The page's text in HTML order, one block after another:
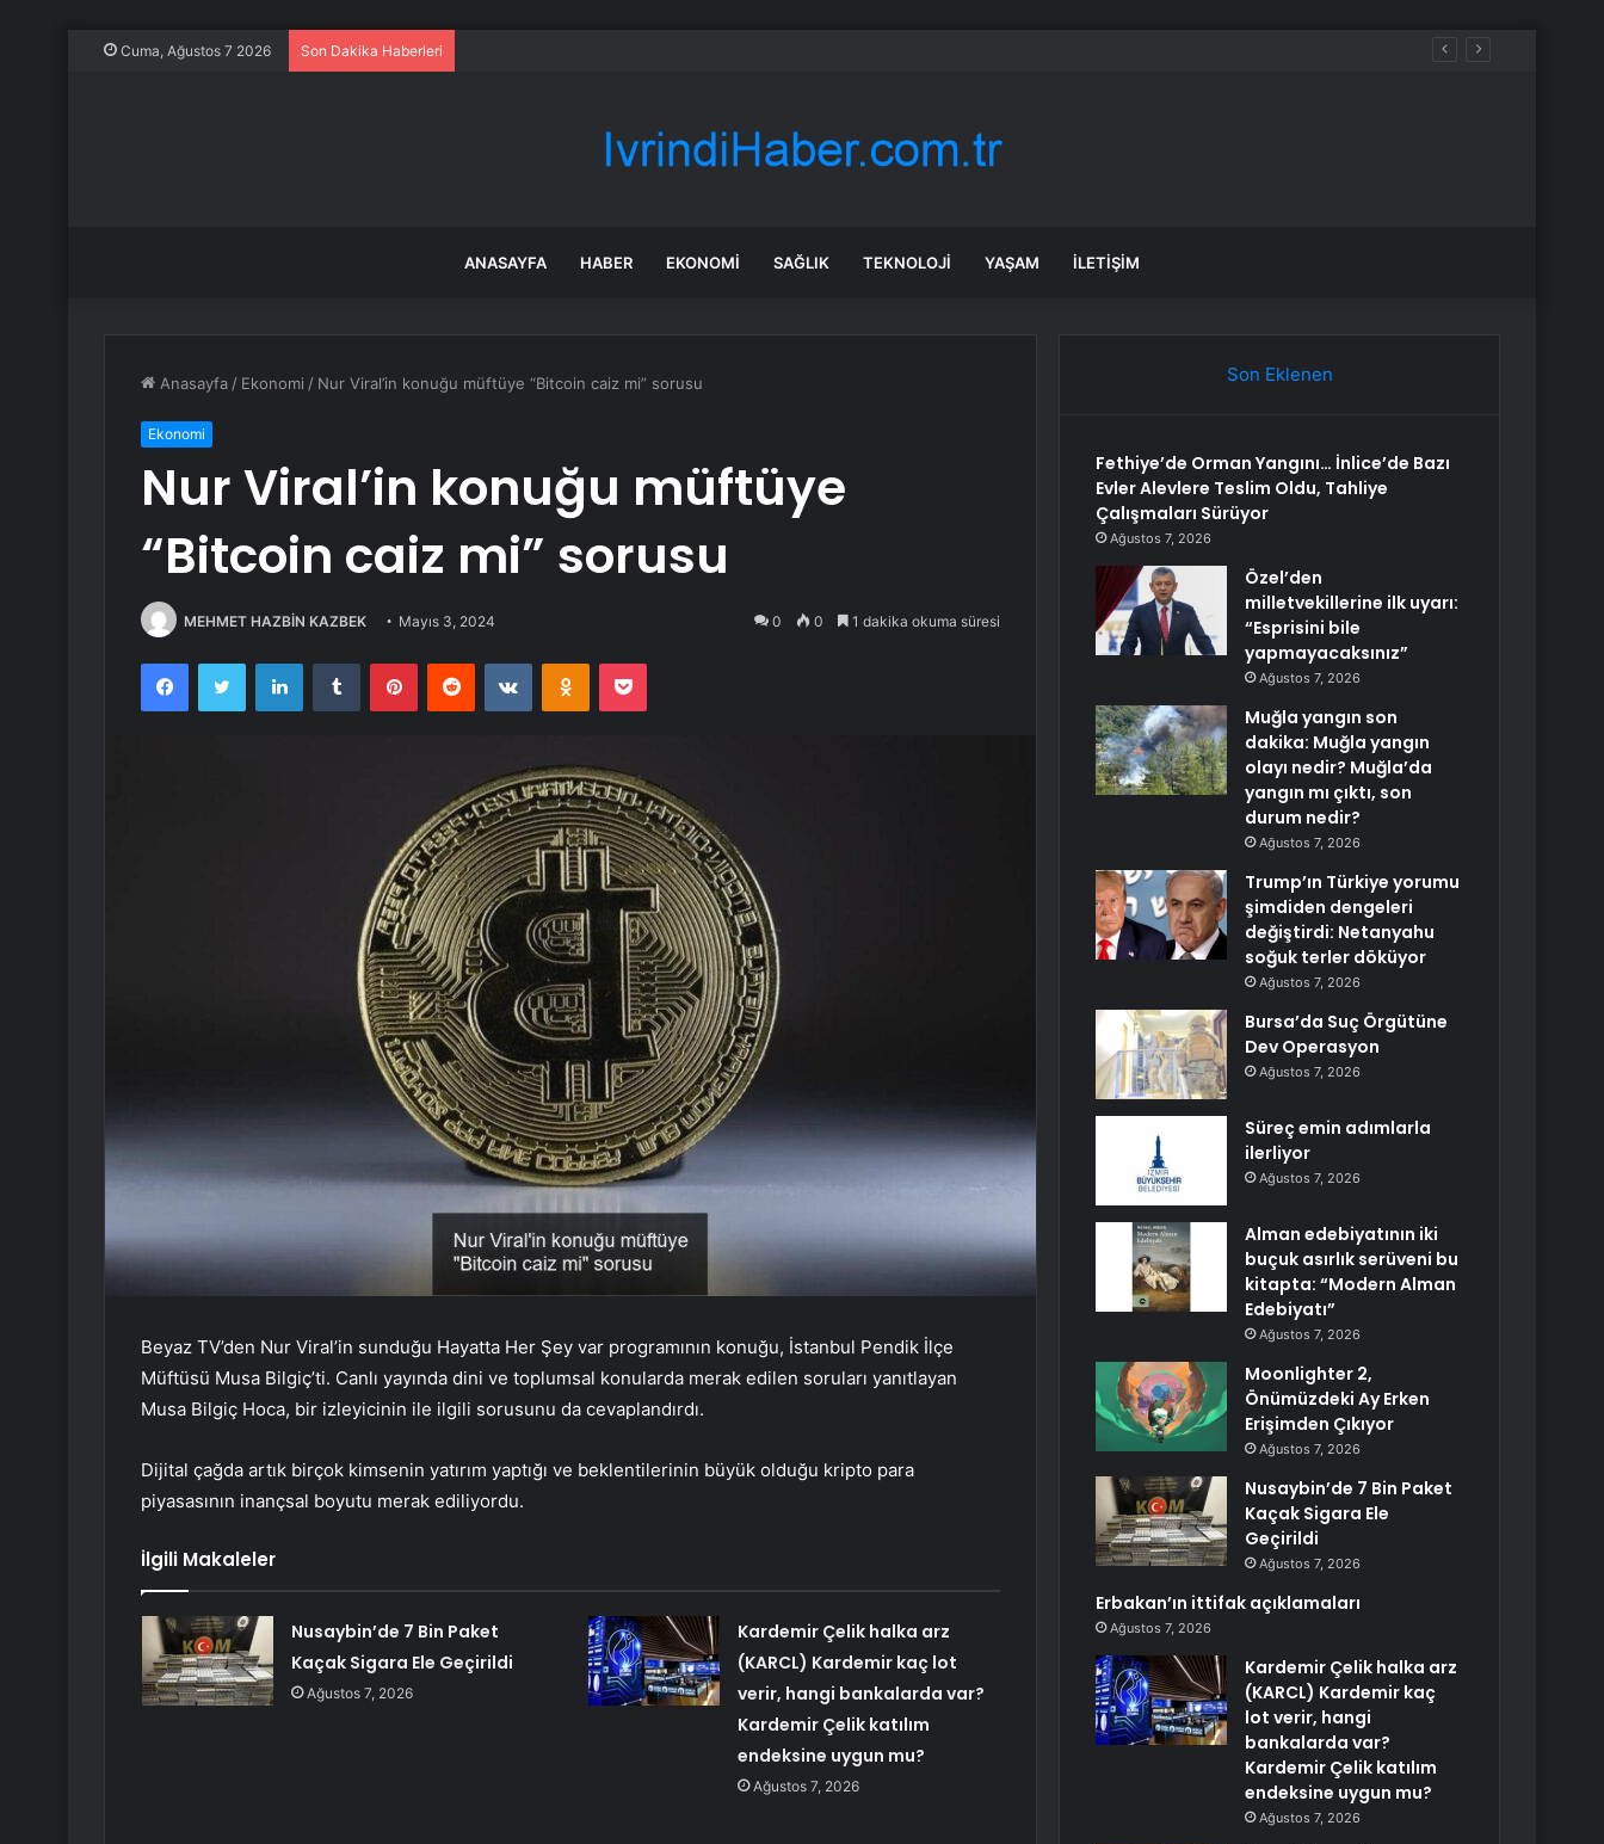
Cuma, Ağustos 7 2026 Son Dakika Haberleri
ANASAYFA HABER EKONOMI SAĞLIK TEKNOLOJI YAŞAM İLETIŞIM
Anasayfa / Ekonomi / Nur Viral’in konuğu müftüye “Bitcoin caiz mi” sorusu
Ekonomi
Nur Viral’in konuğu müftüye
“Bitcoin caiz mi” sorusu
MEHMET HAZBİN KAZBEK Mayıs 3, 2024 0 0 1 dakika okuma süresi
FacebookTwitter LinkedInTumblr PinterestReddit VKontakteOdnoklassniki
Pocket
Beyaz TV’den Nur Viral’in sunduğu Hayatta Her Şey var programının konuğu, İstanbul Pendik İlçe
Müftüsü Musa Bilgiç’ti. Canlı yayında dini ve toplumsal konularda merak edilen soruları yanıtlayan
Musa Bilgiç Hoca, bir izleyicinin ile ilgili sorusunu da cevaplandırdı.
Dijital çağda artık birçok kimsenin yatırım yaptığı ve beklentilerinin büyük olduğu kripto para
piyasasının inançsal boyutu merak ediliyordu.
İlgili Makaleler
Nusaybin’de 7 Bin Paket
Kaçak Sigara Ele Geçirildi
Ağustos 7, 2026
Kardemir Çelik halka arz
(KARCL) Kardemir kaç lot
verir, hangi bankalarda var?
Kardemir Çelik katılım
endeksine uygun mu?
Ağustos 7, 2026
Son Eklenen
Fethiye’de Orman Yangını… İnlice’de Bazı
Evler Alevlere Teslim Oldu, Tahliye
Çalışmaları Sürüyor
Ağustos 7, 2026
Özel’den
milletvekillerine ilk uyarı:
“Esprisini bile
yapmayacaksınız”
Ağustos 7, 2026
Muğla yangın son
dakika: Muğla yangın
olayı nedir? Muğla’da
yangın mı çıktı, son
durum nedir?
Ağustos 7, 2026
Trump’ın Türkiye yorumu
şimdiden dengeleri
değiştirdi: Netanyahu
soğuk terler döküyor
Ağustos 7, 2026
Bursa’da Suç Örgütüne
Dev Operasyon
Ağustos 7, 2026
Süreç emin adımlarla
ilerliyor
Ağustos 7, 2026
Alman edebiyatının iki
buçuk asırlık serüveni bu
kitapta: “Modern Alman
Edebiyatı”
Ağustos 7, 2026
Moonlighter 2,
Önümüzdeki Ay Erken
Erişimden Çıkıyor
Ağustos 7, 2026
Nusaybin’de 7 Bin Paket
Kaçak Sigara Ele
Geçirildi
Ağustos 7, 2026
Erbakan’ın ittifak açıklamaları
Ağustos 7, 2026
Kardemir Çelik halka arz
(KARCL) Kardemir kaç
lot verir, hangi
bankalarda var?
Kardemir Çelik katılım
endeksine uygun mu?
Ağustos 7, 2026